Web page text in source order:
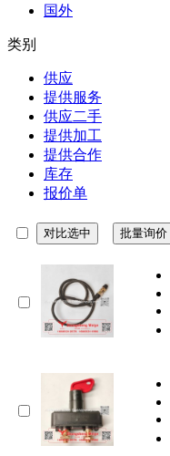
国外
类别
供应
提供服务
供应二手
提供加工
提供合作
库存
报价单